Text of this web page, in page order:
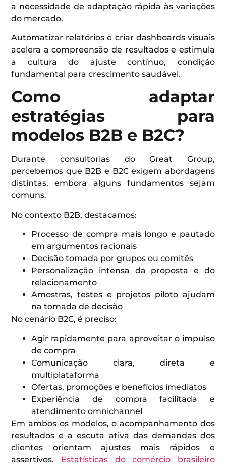
a necessidade de adaptação rápida às variações
do mercado.
Automatizar relatórios e criar dashboards visuais
acelera a compreensão de resultados e estimula
a cultura do ajuste contínuo, condição
fundamental para crescimento saudável.
Como adaptar
estratégias para
modelos B2B e B2C?
Durante consultorias do Great Group,
percebemos que B2B e B2C exigem abordagens
distintas, embora alguns fundamentos sejam
comuns.
No contexto B2B, destacamos:
Processo de compra mais longo e pautado
em argumentos racionais
Decisão tomada por grupos ou comitês
Personalização intensa da proposta e do
relacionamento
Amostras, testes e projetos piloto ajudam
na tomada de decisão
No cenário B2C, é preciso:
Agir rapidamente para aproveitar o impulso
de compra
Comunicação clara, direta e
multiplataforma
Ofertas, promoções e benefícios imediatos
Experiência de compra facilitada e
atendimento omnichannel
Em ambos os modelos, o acompanhamento dos
resultados e a escuta ativa das demandas dos
clientes orientam ajustes mais rápidos e
assertivos. Estatísticas do comércio brasileiro